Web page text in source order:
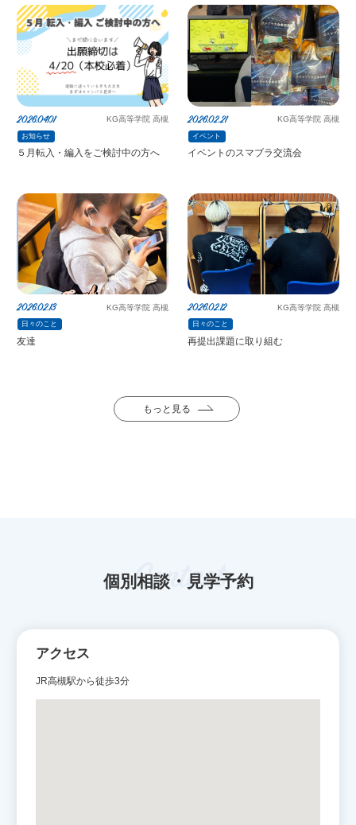
2026.04.01 KG高等学院 高槻
お知らせ
５月転入・編入をご検討中の方へ
2026.02.21 KG高等学院 高槻
イベント
イベントのスマブラ交流会
2026.02.13 KG高等学院 高槻
日々のこと
友達
2026.02.12 KG高等学院 高槻
日々のこと
再提出課題に取り組む
もっと見る
個別相談・見学予約
Contact
アクセス
JR高槻駅から徒歩3分